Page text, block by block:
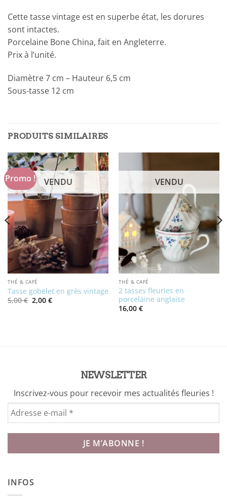
Cette tasse vintage est en superbe état, les dorures
sont intactes.
Porcelaine Bone China, fait en Angleterre.
Prix à l’unité.
Diamètre 7 cm – Hauteur 6,5 cm
Sous-tasse 12 cm
PRODUITS SIMILAIRES
Promo ! VENDU
THÉ & CAFÉ
Tasse gobelet en grès vintage
5,00€ Le
prix
2,00 €Le
prix
VENDU
THÉ & CAFÉ
2 tasses fleuries en
porcelaine anglaise
16,00 €
NEWSLETTER
Inscrivez-vous pour recevoir mes actualités fleuries !
INFOS